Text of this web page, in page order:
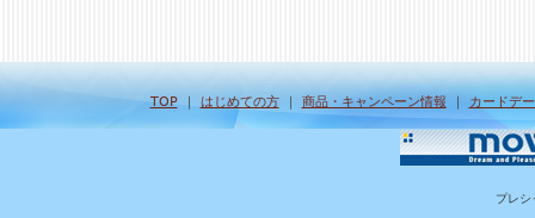
TOP｜ はじめての方｜ 商品・キャンペーン情報 ｜ カードデ
プレシ